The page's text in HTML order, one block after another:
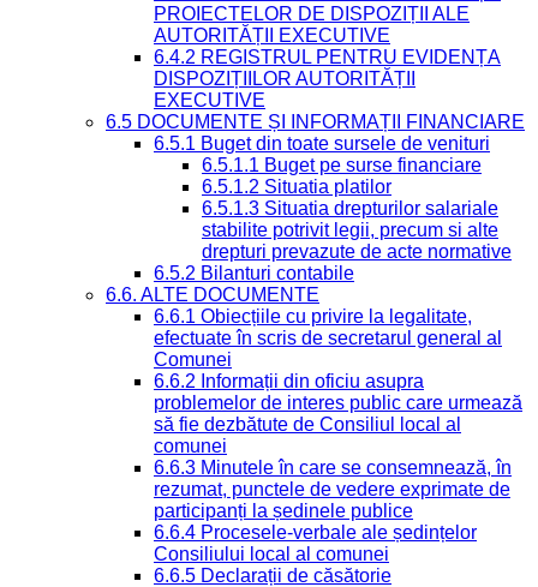
PROIECTELOR DE DISPOZIȚII ALE
AUTORITĂȚII EXECUTIVE
6.4.2 REGISTRUL PENTRU EVIDENȚA
DISPOZIȚIILOR AUTORITĂȚII
EXECUTIVE
6.5 DOCUMENTE ȘI INFORMAȚII FINANCIARE
6.5.1 Buget din toate sursele de venituri
6.5.1.1 Buget pe surse financiare
6.5.1.2 Situatia platilor
6.5.1.3 Situatia drepturilor salariale
stabilite potrivit legii, precum si alte
drepturi prevazute de acte normative
6.5.2 Bilanturi contabile
6.6. ALTE DOCUMENTE
6.6.1 Obiecțiile cu privire la legalitate,
efectuate în scris de secretarul general al
Comunei
6.6.2 Informații din oficiu asupra
problemelor de interes public care urmează
să fie dezbătute de Consiliul local al
comunei
6.6.3 Minutele în care se consemnează, în
rezumat, punctele de vedere exprimate de
participanți la ședinele publice
6.6.4 Procesele-verbale ale ședințelor
Consiliului local al comunei
6.6.5 Declarații de căsătorie